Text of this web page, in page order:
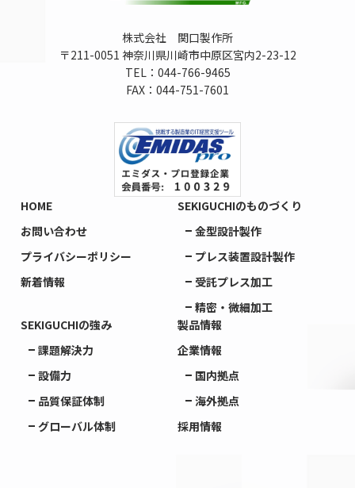
株式会社 関口製作所
〒211-0051 神奈川県川崎市中原区宮内2-23-12
TEL：044-766-9465
FAX：044-751-7601
HOME
お問い合わせ
プライバシーポリシー
新着情報
SEKIGUCHIのものづくり
金型設計製作
プレス装置設計製作
受託プレス加工
精密・微細加工
SEKIGUCHIの強み
課題解決力
設備力
品質保証体制
グローバル体制
製品情報
企業情報
国内拠点
海外拠点
採用情報